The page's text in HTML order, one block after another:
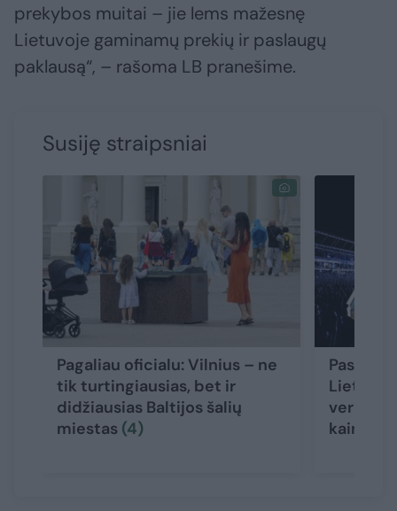
prekybos muitai – jie lems mažesnę
Lietuvoje gaminamų prekių ir paslaugų
paklausą“, – rašoma LB pranešime.
Susiję straipsniai
Pagaliau oficialu: Vilnius – ne
tik turtingiausias, bet ir
didžiausias Baltijos šalių
miestas (4)